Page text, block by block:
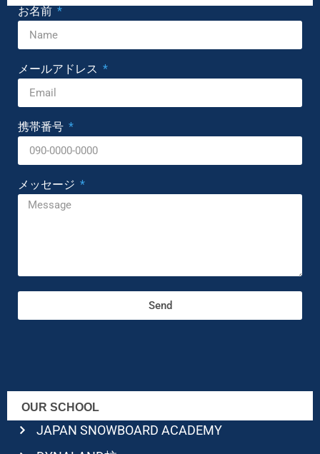
お名前
メールアドレス
携帯番号
メッセージ
Send
OUR SCHOOL
JAPAN SNOWBOARD ACADEMY